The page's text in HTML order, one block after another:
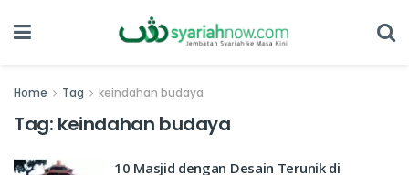
Home Tag keindahan budaya
Tag: keindahan budaya
10 Masjid dengan Desain Terunik di